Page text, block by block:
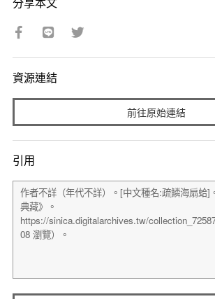
資源連結
前往原始連結
引用